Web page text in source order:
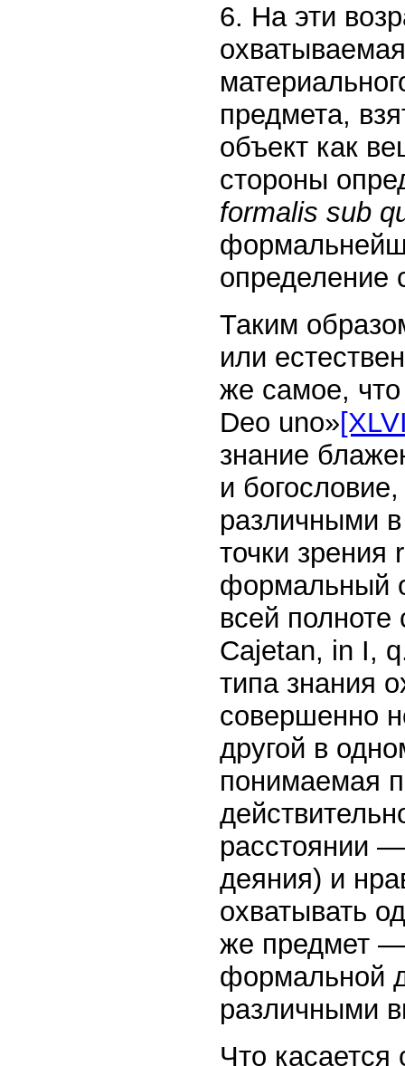
6. На эти
предмета,
объект как
стороны
formalis sub
определение
Таким
или
же самое, что
Deo uno»
знание
и
различными
точки зрения
формальный
всей полноте
Cajetan, in I,
типа знания
совершенно
другой в
понимаемая
расстоянии
деяния) и
охватывать
же предмет —
формальной
различными
Что касается